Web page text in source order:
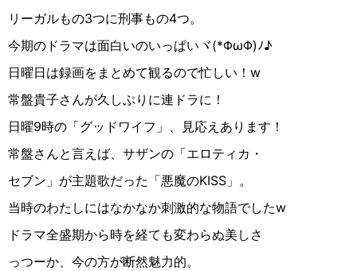
リーガルもの3つに刑事もの4つ。
今期のドラマは面白いのいっぱいヾ(*ΦωΦ)ﾉ♪
日曜日は録画をまとめて観るので忙しい！w
常盤貴子さんが久しぶりに連ドラに！
日曜9時の「グッドワイフ」、見応えあります！
常盤さんと言えば、サザンの「エロティカ・
セブン」が主題歌だった「悪魔のKISS」。
当時のわたしにはなかなか刺激的な物語でしたw
ドラマ全盛期から時を経ても変わらぬ美しさ
っつーか、今の方が断然魅力的。